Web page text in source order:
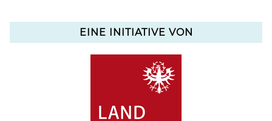
EINE INITIATIVE VON